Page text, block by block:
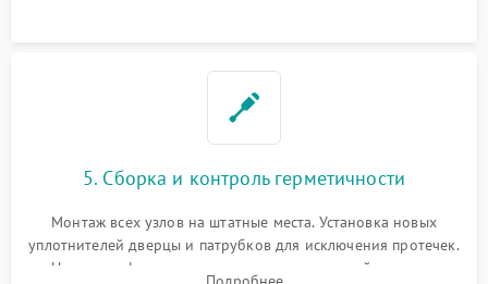
5. Сборка и контроль герметичности
Монтаж всех узлов на штатные места. Установка новых
уплотнителей дверцы и патрубков для исключения протечек.
Надежная фиксация хомутов гидравлической системы,